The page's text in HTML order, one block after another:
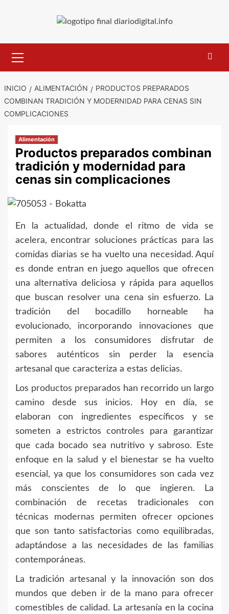
primario
INICIO ALIMENTACIÓN
PRODUCTOS PREPARADOS
COMBINAN TRADICIÓN Y MODERNIDAD PARA CENAS SIN
COMPLICACIONES
Alimentación
Productos preparados combinan
tradición y modernidad para
cenas sin complicaciones
En la actualidad, donde el ritmo de vida se
acelera, encontrar soluciones prácticas para las
comidas diarias se ha vuelto una necesidad. Aquí
es donde entran en juego aquellos que ofrecen
una alternativa deliciosa y rápida para aquellos
que buscan resolver una cena sin esfuerzo. La
tradición del bocadillo horneable ha
evolucionado, incorporando innovaciones que
permiten a los consumidores disfrutar de
sabores auténticos sin perder la esencia
artesanal que caracteriza a estas delicias.
Los productos preparados han recorrido un largo
camino desde sus inicios. Hoy en día, se
elaboran con ingredientes específicos y se
someten a estrictos controles para garantizar
que cada bocado sea nutritivo y sabroso. Este
enfoque en la salud y el bienestar se ha vuelto
esencial, ya que los consumidores son cada vez
más conscientes de lo que ingieren. La
combinación de recetas tradicionales con
técnicas modernas permiten ofrecer opciones
que son tanto satisfactorias como equilibradas,
adaptándose a las necesidades de las familias
contemporáneas.
La tradición artesanal y la innovación son dos
mundos que deben ir de la mano para ofrecer
comestibles de calidad. La artesanía en la cocina